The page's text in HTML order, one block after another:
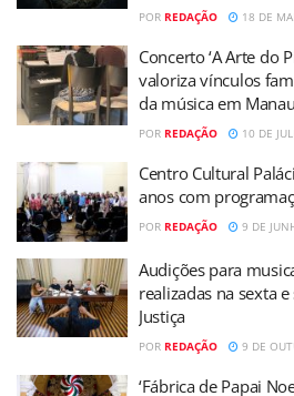
POR REDAÇÃO 18 DE
Concerto ‘A Arte do
valoriza vínculos
da música em
POR REDAÇÃO 10 DE
Centro Cultural
anos com
POR REDAÇÃO 9 DE
Audições para
realizadas na sexta
Justiça
POR REDAÇÃO 9 DE
‘Fábrica de Papai